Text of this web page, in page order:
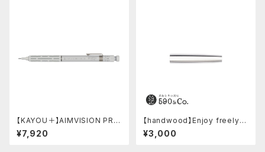
【KAYOU＋】AIMVISION PR
O/エイムビジョンプロ (スノー
ホワイト)
¥7,920
【handwood】Enjoy freely
後軸 (超超ジュラルミン)
¥3,000